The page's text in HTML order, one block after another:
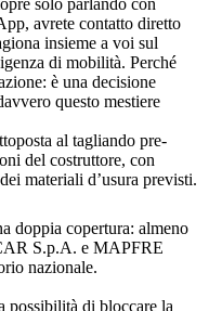
avrete contatto diretto
insieme a voi sul
di mobilità. Perché
è una decisione
questo mestiere
al tagliando pre-
del costruttore, con
materiali d’usura previsti.
doppia copertura: almeno
S.p.A. e MAPFRE
nazionale.
possibilità di bloccare la